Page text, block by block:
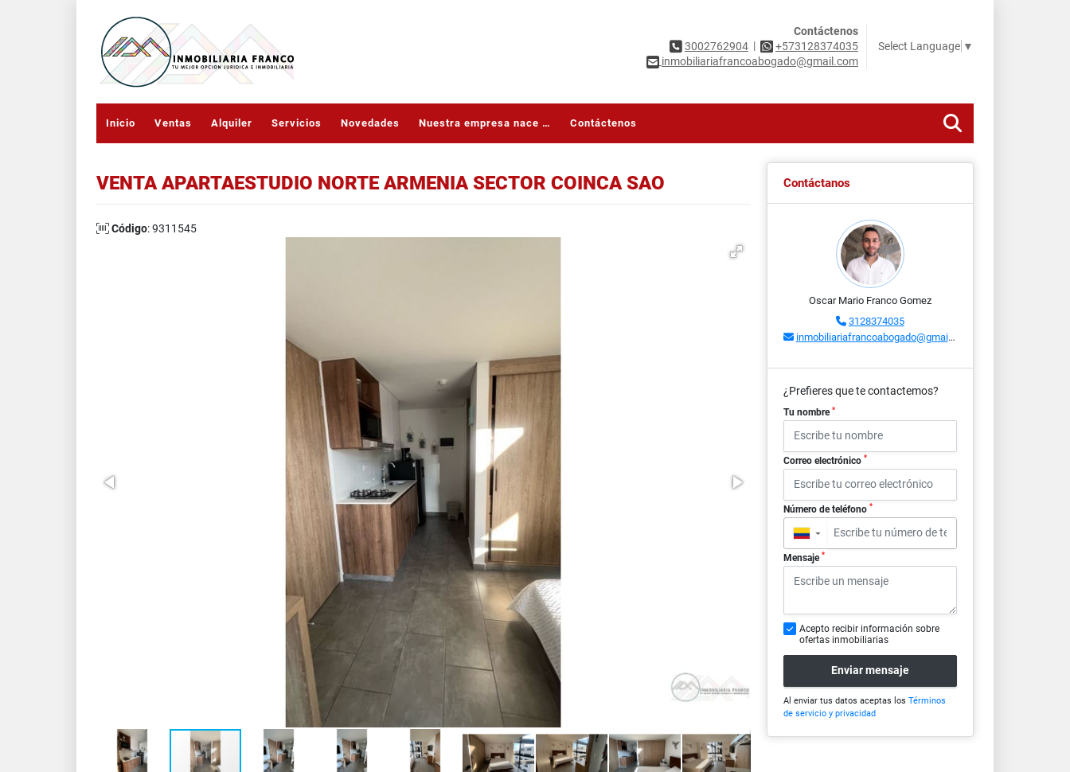
Contáctenos
3002762904 |
+573128374035
inmobiliariafrancoabogado@gmail.com
Select Language ▼
Inicio Ventas Alquiler Servicios Novedades Nuestra empresa nace con la finalidad de brindar una asesoría jurídica y administrativa en todo lo referente a asuntos en bien raíz de forma personalizada, con experiencia, calidez, transparencia, Contáctenos
VENTA APARTAESTUDIO NORTE ARMENIA SECTOR COINCA SAO
Código: 9311545
Contáctanos
Oscar Mario Franco Gomez
3128374035
inmobiliariafrancoabogado@gmail.com
¿Prefieres que te contactemos?
Tu nombre *
Correo electrónico *
Número de teléfono *
▼
Mensaje *
Acepto recibir información sobre
ofertas inmobiliarias
Enviar mensaje
Al enviar tus datos aceptas los Términos
de servicio y privacidad